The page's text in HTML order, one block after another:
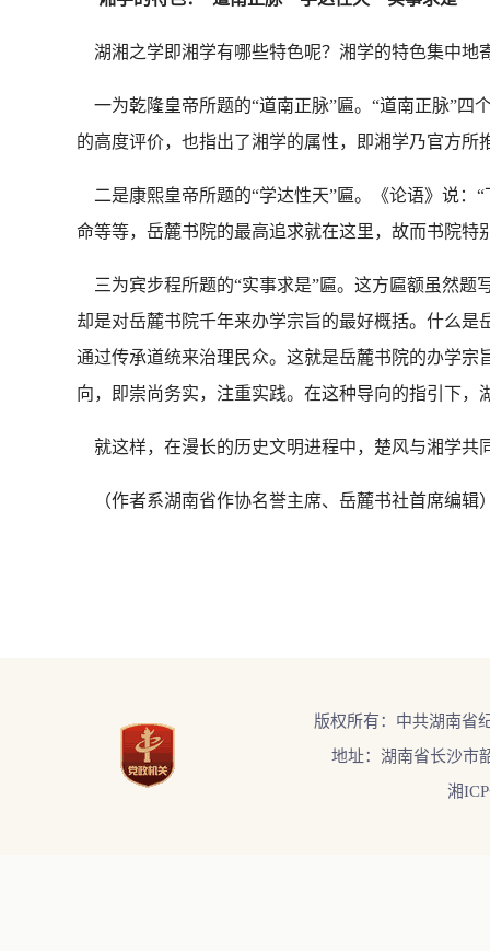
湖湘之学即湘学有哪些特色呢？湘学的特色集中地
一为乾隆皇帝所题的“道南正脉”匾。“道南正脉”四
的高度评价，也指出了湘学的属性，即湘学乃官方所
二是康熙皇帝所题的“学达性天”匾。《论语》说：
命等等，岳麓书院的最高追求就在这里，故而书院
三为宾步程所题的“实事求是”匾。这方匾额虽然题
却是对岳麓书院千年来办学宗旨的最好概括。什么
通过传承道统来治理民众。这就是岳麓书院的办学
向，即崇尚务实，注重实践。在这种导向的指引下
就这样，在漫长的历史文明进程中，楚风与湘学共
（作者系湖南省作协名誉主席、岳麓书社首席编辑
版权所有：中共湖南省
地址：湖南省长沙市
湘